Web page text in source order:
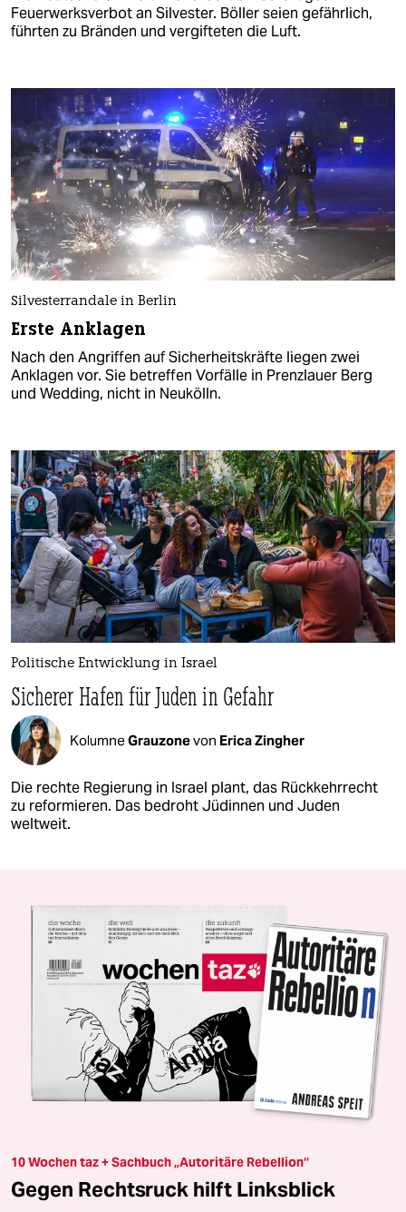
Feuerwerksverbot an Silvester. Böller seien gefährlich,
führten zu Bränden und vergifteten die Luft.
Silvesterrandale in Berlin
Erste Anklagen
Nach den Angriffen auf Sicherheitskräfte liegen zwei
Anklagen vor. Sie betreffen Vorfälle in Prenzlauer Berg
und Wedding, nicht in Neukölln.
Politische Entwicklung in Israel
Sicherer Hafen für Juden in Gefahr
KolumneGrauzonevon Erica Zingher
Die rechte Regierung in Israel plant, das Rückkehrrecht
zu reformieren. Das bedroht Jüdinnen und Juden
weltweit.
10 Wochen taz + Sachbuch „Autoritäre Rebellion“
Gegen Rechtsruck hilft Linksblick